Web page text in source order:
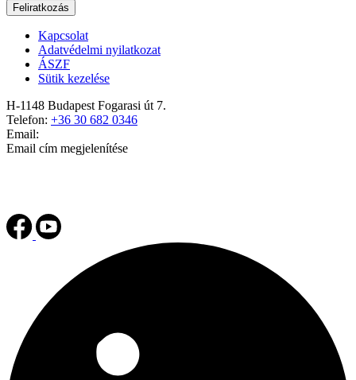
Feliratkozás
Kapcsolat
Adatvédelmi nyilatkozat
ÁSZF
Sütik kezelése
H-1148 Budapest Fogarasi út 7.
Telefon: +36 30 682 0346
Email:
Email cím megjelenítése